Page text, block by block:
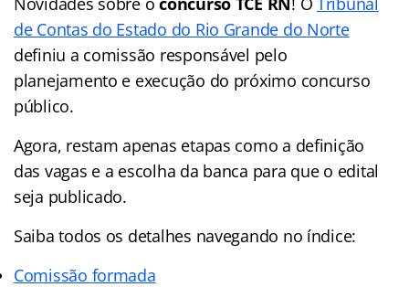
de Contas do Estado do Rio Grande do Norte
definiu a comissão responsável pelo
planejamento e execução do próximo concurso
público.
Agora, restam apenas etapas como a definição
das vagas e a escolha da banca para que o edital
seja publicado.
Saiba todos os detalhes navegando no índice:
Comissão formada